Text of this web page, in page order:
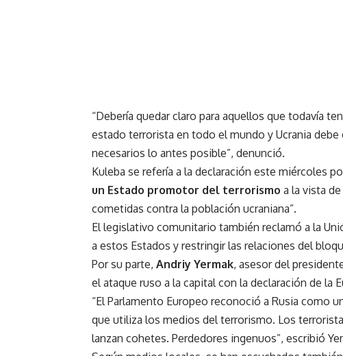
“Debería quedar claro para aquellos que todavía
estado terrorista en todo el mundo y Ucrania
necesarios lo antes posible”, denunció.
Kuleba se refería a la declaración este miércoles
un Estado promotor del terrorismo a la vista
cometidas contra la población ucraniana”.
El legislativo comunitario también reclamó a la
a estos Estados y restringir las relaciones del
Por su parte, Andriy Yermak, asesor del
el ataque ruso a la capital con la declaración de la
“El Parlamento Europeo reconoció a Rusia como
que utiliza los medios del terrorismo. Los
lanzan cohetes. Perdedores ingenuos”, escribió